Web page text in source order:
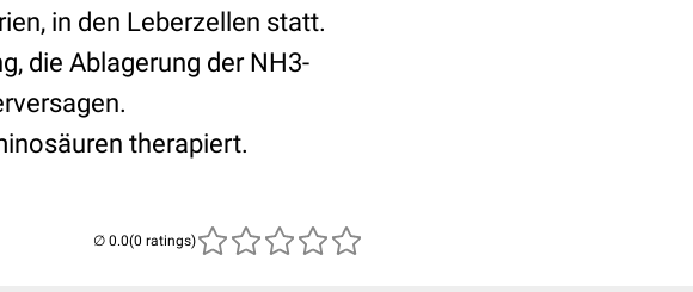
in den Leberzellen statt.
die Ablagerung der NH3-
therapiert.
(0 ratings)